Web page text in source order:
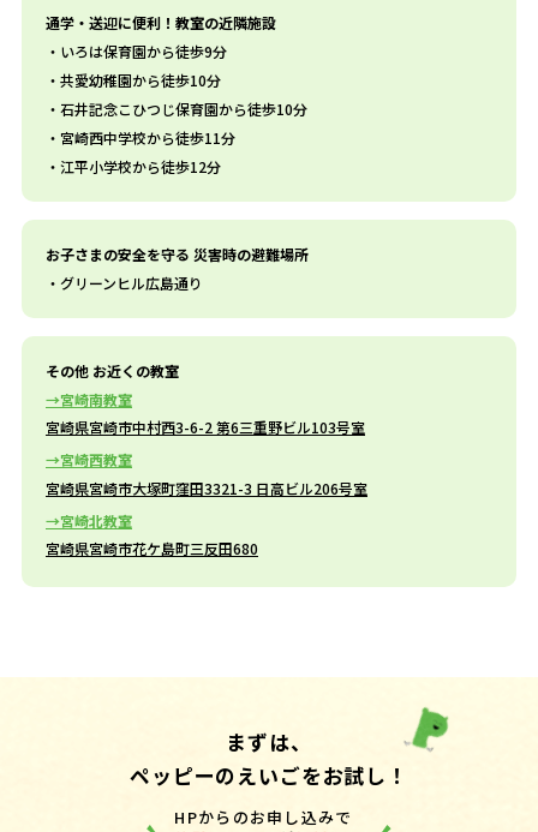
通学・送迎に便利！教室の近隣施設
いろは保育園から徒歩9分
共愛幼稚園から徒歩10分
石井記念こひつじ保育園から徒歩10分
宮崎西中学校から徒歩11分
江平小学校から徒歩12分
お子さまの安全を守る 災害時の避難場所
グリーンヒル広島通り
その他 お近くの教室
宮崎南教室
宮崎県宮崎市中村西3-6-2 第6三重野ビル103号室
宮崎西教室
宮崎県宮崎市大塚町窪田3321-3 日高ビル206号室
宮崎北教室
宮崎県宮崎市花ケ島町三反田680
まずは、
ペッピーのえいごをお試し！
HPからのお申し込みで